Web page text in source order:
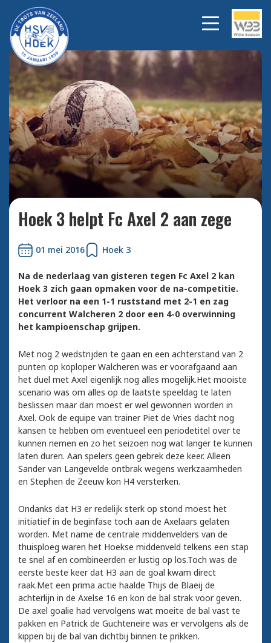
Bekijk alle foto's
Hoek 3 helpt Fc Axel 2 aan zege
01 mei 2016 Hoek 3
Na de nederlaag van gisteren tegen Fc Axel 2 kan
Hoek 3 zich gaan opmaken voor de na-competitie.
Het verloor na een 1-1 ruststand met 2-1 en zag
concurrent Walcheren 2 door een 4-0 overwinning
het kampioenschap grijpen.
Met nog 2 wedstrijden te gaan en een achterstand van 2
punten op koploper Walcheren was er voorafgaand aan
het duel met Axel eigenlijk nog alles mogelijk.Het mooiste
scenario was om alles op de laatste speeldag te laten
beslissen maar dan moest er wel gewonnen worden in
Axel. Ook de equipe van trainer Piet de Vries dacht nog
kansen te hebben om eventueel een periodetitel over te
kunnen nemen en zo het seizoen nog wat langer te kunnen
laten duren. Aan spelers geen gebrek deze keer. Alleen
Sander van Langevelde ontbrak wegens werkzaamheden
en Stephen de Zeeuw kon H4 versterken.
Ondanks dat H3 er redelijk sterk op stond moest het
initiatief in de beginfase toch aan de Axelaars gelaten
worden. Met name de centrale middenvelders van de
thuisploeg waren het Hoekse middenveld telkens een stap
te snel af en combineerden er lustig op los.Toch was de
eerste beste keer dat H3 aan de goal kwam direct
raak.Met een prima actie haalde Thijs de Blaeij de
achterlijn in de Axelse 16 en kon de bal strak voor geven.
De axel goalie had vervolgens wat moeite de bal vast te
pakken en Patrick de Guchteneire was er vervolgens als de
kippen bij de bal van dichtbij binnen te prikken.